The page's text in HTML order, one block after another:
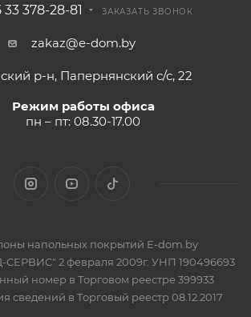
33 378-28-81 ЗАКАЗАТЬ ЗВОНОК
zakaz@e-dom.by
р-н, Папернянский с/с, 22
Режим работы офиса
пн – пт: 08.30-17.00
напольных покрытий E-dom.by
2 февраля 2009г. УНП 190496693
номер в Торговом реестре 399933
сведений в Торговый реестр 08.12.2017